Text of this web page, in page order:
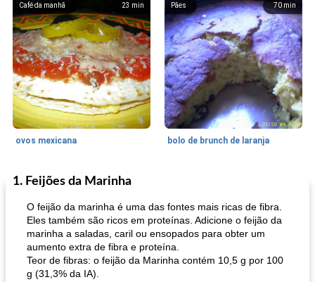
23 min
Café da manhã
ovos mexicana
70 min
Pães
bolo de brunch de laranja
130min
Pães De Fermento
1. Feijões da Marinha
O feijão da marinha é uma das fontes mais ricas de fibra.
Eles também são ricos em proteínas. Adicione o feijão da
marinha a saladas, caril ou ensopados para obter um
aumento extra de fibra e proteína.
Teor de fibras: o feijão da Marinha contém 10,5 g por 100
g (31,3% da IA).